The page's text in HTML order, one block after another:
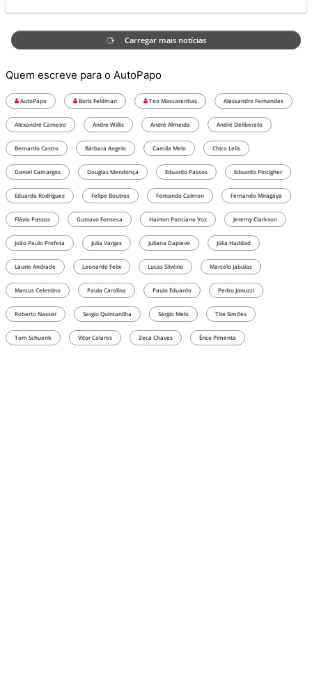
Carregar mais notícias
Quem escreve para o AutoPapo
AutoPapo Boris Feldman Teo Mascarenhas Alessandro Fernandes
Alexandre Carneiro Andre Willis André Almeida André Deliberato
Bernardo Castro Bárbara Angelo Camila Melo Chico Lelis
Daniel Camargos Douglas Mendonça Eduardo Passos Eduardo Pincigher
Eduardo Rodrigues Felipe Boutros Fernando Calmon Fernando Miragaya
Flávio Passos Gustavo Fonseca Hairton Ponciano Voz Jeremy Clarkson
João Paulo Profeta Julia Vargas Juliana Dapieve Júlia Haddad
Laurie Andrade Leonardo Felix Lucas Silvério Marcelo Jabulas
Marcus Celestino Paula Carolina Paulo Eduardo Pedro Januzzi
Roberto Nasser Sergio Quintanilha Sérgio Melo Tite Simões
Tom Schuenk Vitor Colares Zeca Chaves Érico Pimenta